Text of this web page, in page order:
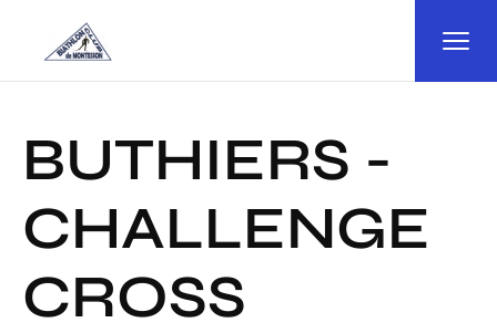
BUTHIERS -
CHALLENGE
CROSS